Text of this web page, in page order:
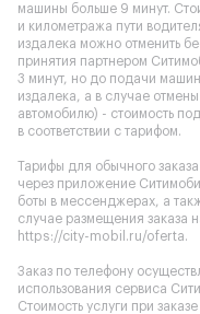
машины больше 9 минут.
и километража пути
издалека можно отменить
принятия партнером
3 минут, но до подачи
издалека, а в случае
автомобилю) - стоимость
в соответствии с тарифом.
Тарифы для обычного
через приложение
боты в мессенджерах, а
случае размещения заказа
https://city-mobil.ru/oferta.
Заказ по телефону
использования сервиса
Стоимость услуги при